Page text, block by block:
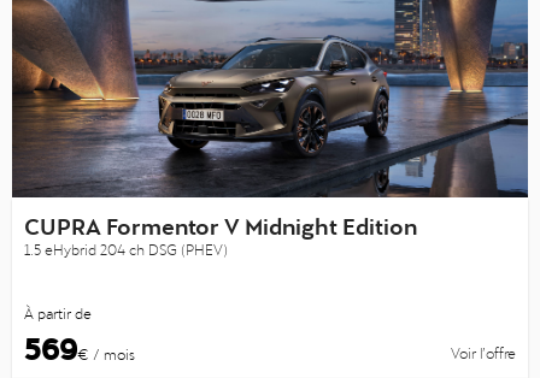
CUPRA Formentor V Midnight Edition
1.5 eHybrid 204 ch DSG (PHEV)
À partir de
569€ / mois Voir l’offre